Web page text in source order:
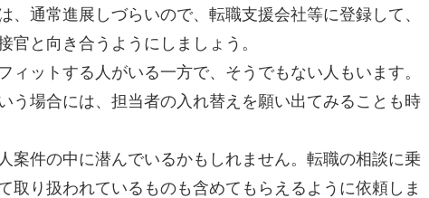
通常進展しづらいので、転職支援会社等に登録して、
官と向き合うようにしましょう。
ットする人がいる一方で、そうでもない人もいます。
う場合には、担当者の入れ替えを願い出てみることも時
案件の中に潜んでいるかもしれません。転職の相談に乗
取り扱われているものも含めてもらえるように依頼しま